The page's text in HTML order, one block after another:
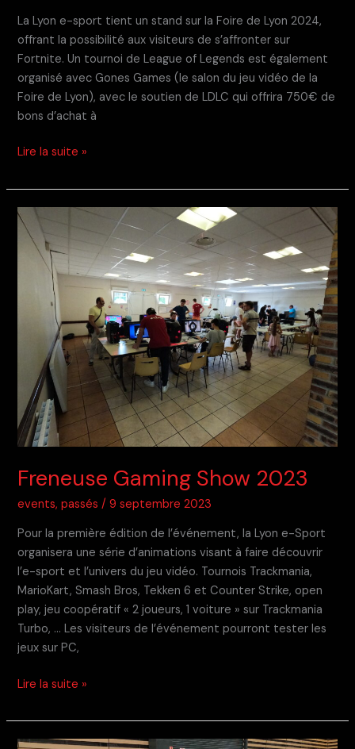
La Lyon e-sport tient un stand sur la Foire de Lyon 2024,
offrant la possibilité aux visiteurs de s’affronter sur
Fortnite. Un tournoi de League of Legends est également
organisé avec Gones Games (le salon du jeu vidéo de la
Foire de Lyon), avec le soutien de LDLC qui offrira 750€ de
bons d’achat à
Foire
Lyon
2024
Lire la suite »
Freneuse Gaming Show 2023
events,passés /9 septembre 2023
Pour la première édition de l’événement, la Lyon e-Sport
organisera une série d’animations visant à faire découvrir
l’e-sport et l’univers du jeu vidéo. Tournois Trackmania,
MarioKart, Smash Bros, Tekken 6 et Counter Strike, open
play, jeu coopératif « 2 joueurs, 1 voiture » sur Trackmania
Turbo, … Les visiteurs de l’événement pourront tester les
jeux sur PC,
Freneuse
Show
2023
Lire la suite »